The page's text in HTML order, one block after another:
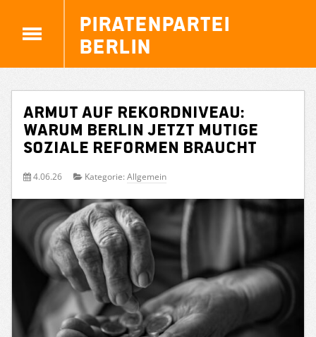
Piratenpartei
Berlin
Armut auf Rekordniveau:
Warum Berlin jetzt mutige
soziale Reformen braucht
4.06.26 Kategorie: Allgemein